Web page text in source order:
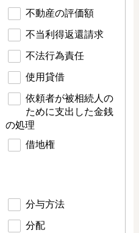
不動産の評価額
不当利得返還請求
不法行為責任
使用貸借
依頼者が被相続人の
ために支出した金銭
の処理
借地権
分与方法
分配